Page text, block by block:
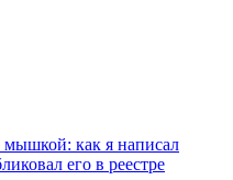
как я написал
его в реестре